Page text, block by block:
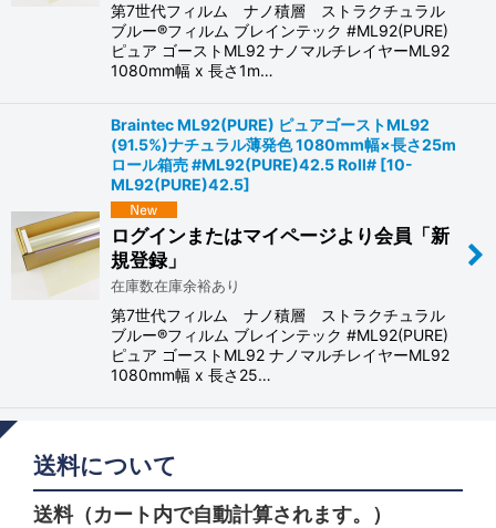
第7世代フィルム ナノ積層 ストラクチュラル
ブルー®フィルム ブレインテック #ML92(PURE)
ピュア ゴーストML92 ナノマルチレイヤーML92
1080mm幅 x 長さ1m…
Braintec ML92(PURE) ピュアゴーストML92
(91.5%)ナチュラル薄発色 1080mm幅×長さ25m
ロール箱売 #ML92(PURE)42.5 Roll# [10-
ML92(PURE)42.5]
ログインまたはマイページより会員「新
規登録」
在庫数在庫余裕あり
第7世代フィルム ナノ積層 ストラクチュラル
ブルー®フィルム ブレインテック #ML92(PURE)
ピュア ゴーストML92 ナノマルチレイヤーML92
1080mm幅 x 長さ25…
送料について
送料（カート内で自動計算されます。）